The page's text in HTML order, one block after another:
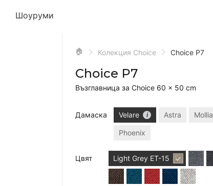
Шоуруми
🏠 Колекция Choice Choice P7
Choice P7
Възглавница за Choice 60 × 50 cm
Дамаска Velare Astra Mollia
Phoenix
Цвят Light Grey ET-15